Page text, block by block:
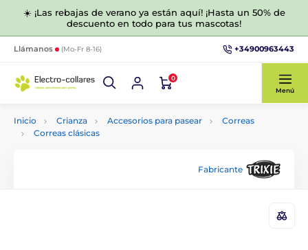
☀️ ¡Las rebajas de verano ya están aquí! ¡Hasta un 50% de
descuento en todo para tus mascotas!
Llámanos (Mo-Fr 8-16) +34900963443
0
Menú
Inicio Crianza Accesorios para pasear
Correas
Correas clásicas
Fabricante